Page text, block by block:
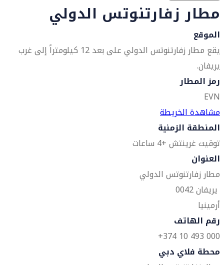
مطار زفارتنوتس الدولي
الموقع
يقع مطار زفارتنوتس الدولي على بعد 12 كيلومتراً إلى غرب
يريفان.
رمز المطار
EVN
مشاهدة الخريطة
المنطقة الزمنية
توقيت غرينتش +4 ساعات
العنوان
مطار زفارتنوتس الدولي
يريفان 0042
أرمينيا
رقم الهاتف
000 493 10 374+
محطة فلاي دبي